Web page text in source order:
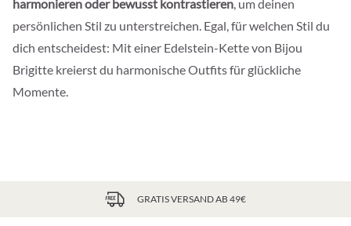
harmonieren oder bewusst kontrastieren, um deinen
persönlichen Stil zu unterstreichen. Egal, für welchen Stil du
dich entscheidest: Mit einer Edelstein-Kette von Bijou
Brigitte kreierst du harmonische Outfits für glückliche
Momente.
GRATIS VERSAND AB 49€